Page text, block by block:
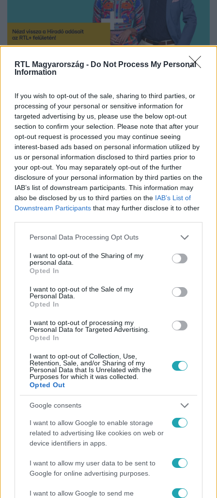
RTL Magyarország - Do Not Process My Personal
Information
If you wish to opt-out of the sale, sharing to third parties, or
processing of your personal or sensitive information for
targeted advertising by us, please use the below opt-out
section to confirm your selection. Please note that after your
opt-out request is processed you may continue seeing
interest-based ads based on personal information utilized by
us or personal information disclosed to third parties prior to
your opt-out. You may separately opt-out of the further
disclosure of your personal information by third parties on the
IAB’s list of downstream participants. This information may
also be disclosed by us to third parties on the IAB’s List of
Downstream Participants that may further disclose it to other
Please note that this website/app uses one or more Google
not limited to your visit or usage behaviour. You may click to
grant or deny consent to Google and its third-party tags to
use your data for below specified purposes in below Google
consent section.
Personal Data Processing Opt Outs
I want to opt-out of the Sharing of my
personal data.
Opted In
I want to opt-out of the Sale of my
Personal Data.
Opted In
I want to opt-out of processing my
Personal Data for Targeted Advertising.
Opted In
I want to opt-out of Collection, Use,
Retention, Sale, and/or Sharing of my
Personal Data that Is Unrelated with the
Purposes for which it was collected.
Opted Out
Google consents
I want to allow Google to enable storage
related to advertising like cookies on web or
device identifiers in apps.
I want to allow my user data to be sent to
Google for online advertising purposes.
I want to allow Google to send me
Nézd vissza a Híradó adásait az RTL+ felületén!
Itt állítsd be, hogy az RTL.hu az elsők között
legyen a Google-találatokban!
Kövess minket, és értesülj a friss hírekről a
HÍRADÓ
BALATON #KEMPING #TURISZTIKA
Népszerű